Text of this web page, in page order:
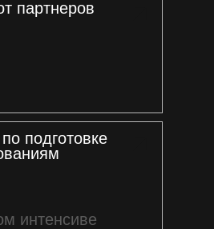
интенсиве
подготовке
партнеров